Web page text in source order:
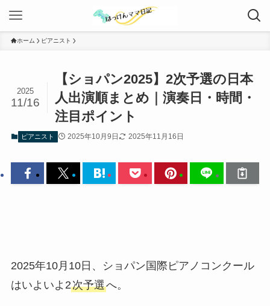
ホーム ピアニスト
【ショパン2025】2次予選の日本
人出演順まとめ｜演奏日・時間・
注目ポイント
2025
11/16
ピアニスト 2025年10月9日 2025年11月16日
2025年10月10日、ショパン国際ピアノコンクール
はいよいよ2次予選へ。